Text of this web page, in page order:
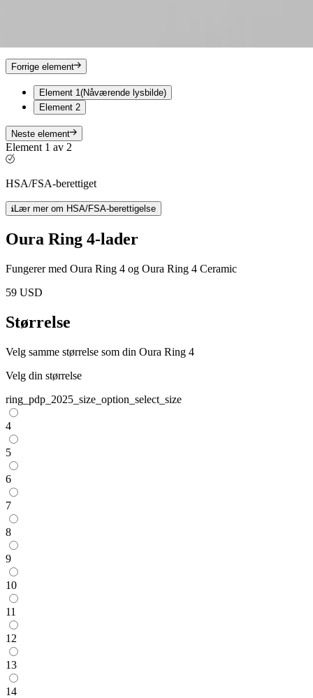
Forrige element
Element 1(Nåværende lysbilde)
Element 2
Neste element
Element 1 av 2
HSA/FSA-berettiget
Lær mer om HSA/FSA-berettigelse
Oura Ring 4-lader
Fungerer med Oura Ring 4 og Oura Ring 4 Ceramic
59 USD
Størrelse
Velg samme størrelse som din Oura Ring 4
Velg din størrelse
ring_pdp_2025_size_option_select_size
4
5
6
7
8
9
10
11
12
13
14